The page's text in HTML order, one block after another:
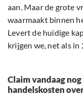
aan. Maar de grote
waarmaakt binnen
Levert de huidige
krijgen we, net als in
Claim vandaag
handelskosten